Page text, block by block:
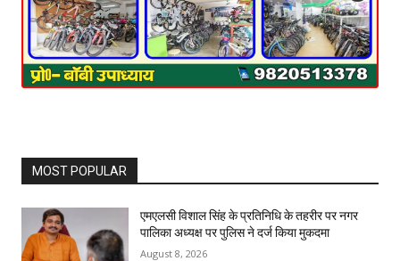
MOST POPULAR
एमएलसी विशाल सिंह के प्रतिनिधि के तहरीर पर नगर
पालिका अध्यक्ष पर पुलिस ने दर्ज किया मुकदमा
August 8, 2026